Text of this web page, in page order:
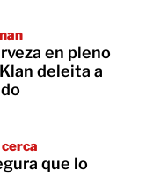
en pleno
deleita a
que lo